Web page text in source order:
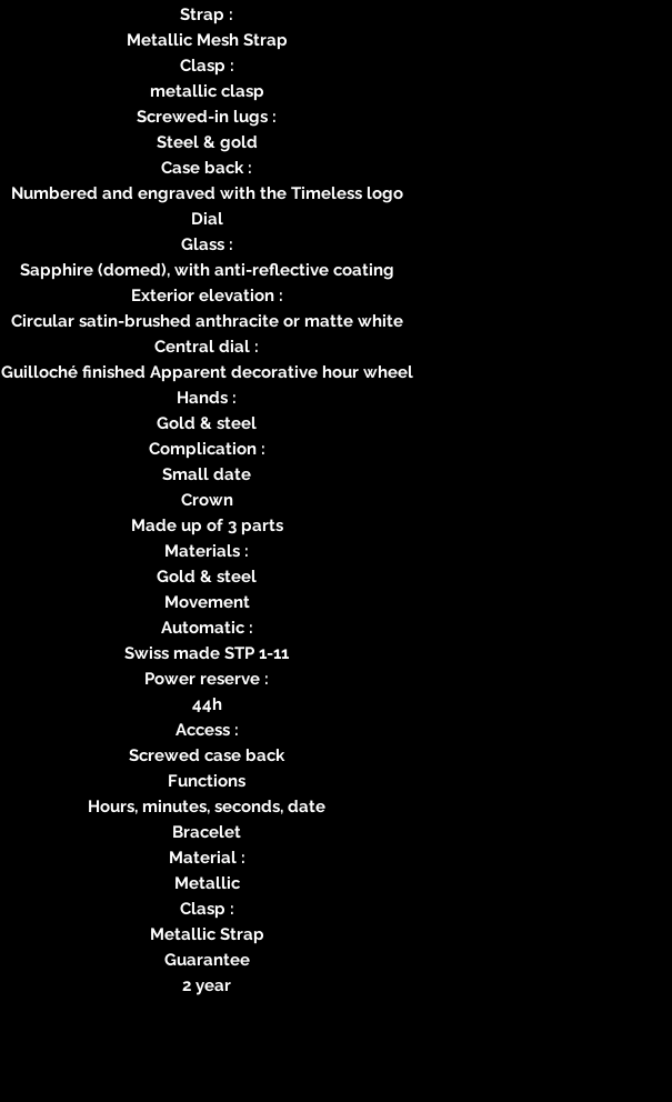
Strap :
Metallic Mesh Strap
Clasp :
metallic clasp
Screwed-in lugs :
Steel & gold
Case back :
Numbered and engraved with the Timeless logo
Dial
Glass :
Sapphire (domed), with anti-reflective coating
Exterior elevation :
Circular satin-brushed anthracite or matte white
Central dial :
Guilloché finished Apparent decorative hour wheel
Hands :
Gold & steel
Complication :
Small date
Crown
Made up of 3 parts
Materials :
Gold & steel
Movement
Automatic :
Swiss made STP 1-11
Power reserve :
44h
Access :
Screwed case back
Functions
Hours, minutes, seconds, date
Bracelet
Material :
Metallic
Clasp :
Metallic Strap
Guarantee
2 year